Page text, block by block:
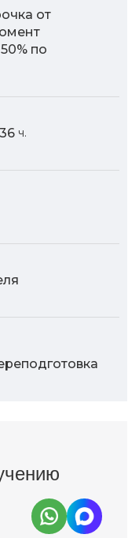
от
по
36 ч.